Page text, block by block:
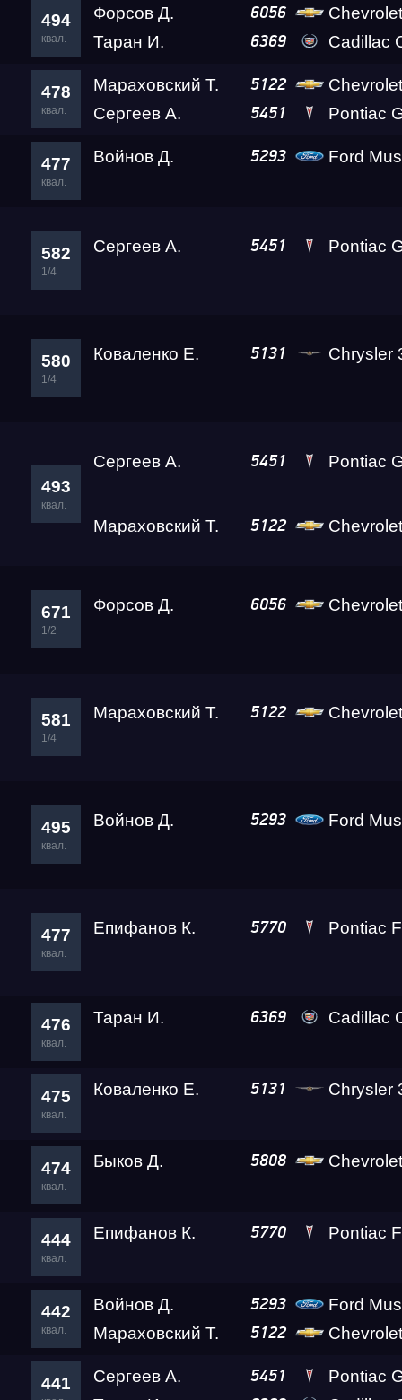
494
квал.
Форсов Д. 6056
Таран И.
6369 Cadillac
478
квал.
Мараховский Т. 5122
Сергеев А.
5451 Pontiac
477
квал.
Войнов Д. 5293 Ford
582
1/4
Сергеев А. 5451 Pontiac
580
1/4
Коваленко Е. 5131 Chrysler
493
квал.
Сергеев А. 5451 Pontiac
Мараховский Т. 5122
671
1/2
Форсов Д. 6056
581
1/4
Мараховский Т. 5122
495
квал.
Войнов Д. 5293 Ford
477
квал.
Епифанов К. 5770 Pontiac
476
квал.
Таран И. 6369 Cadillac
475
квал.
Коваленко Е. 5131 Chrysler
474
квал.
Быков Д. 5808
444
квал.
Епифанов К. 5770 Pontiac
442
квал.
Войнов Д. 5293
Ford
Мараховский Т.
5122
441 Сергеев А. 5451
Pontiac